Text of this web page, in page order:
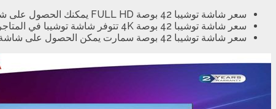
سعر شاشة توشيبا 42 بوصة FULL HD يمكنك الحصول على شاشة توشيبا بحجم 42 بوصة و بدقة FULL HD بسعر 5199 جنيه .
سعر شاشة توشيبا 42 بوصة 4K تتوفر شاشة توشيبا في المتاجر المصرية بحجم 42 بوصة و بدقة 4K سمارت بالريسيفر 6349 جنيه .
سعر شاشة توشيبا 42 بوصة سمارت يمكن الحصول على شاشة توشيبا حجمها 42 بوصة رسيفر سمارت و بدقة FULL HD بسعر 5899 جنيه من المتاجر المصرية اليوم .